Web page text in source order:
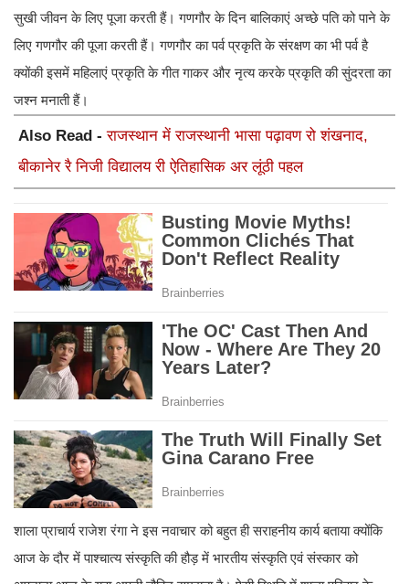
सुखी जीवन के लिए पूजा करती हैं। गणगौर के दिन बालिकाएं अच्छे पति को पाने के
लिए गणगौर की पूजा करती हैं। गणगौर का पर्व प्रकृति के संरक्षण का भी पर्व है
क्योंकी इसमें महिलाएं प्रकृति के गीत गाकर और नृत्य करके प्रकृति की सुंदरता का
जश्न मनाती हैं।
Also Read -राजस्थान में राजस्थानी भासा पढ़ावण रो शंखनाद,
बीकानेर रै निजी विद्यालय री ऐतिहासिक अर लूंठी पहल
शाला प्राचार्य राजेश रंगा ने इस नवाचार को बहुत ही सराहनीय कार्य बताया क्योंकि
आज के दौर में पाश्चात्य संस्कृति की हौड़ में भारतीय संस्कृति एवं संस्कार को